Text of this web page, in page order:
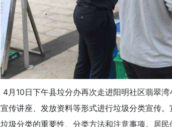
4月10日下午县垃分办再次走进阳明社区翡翠
宣传讲座、发放资料等形式进行垃圾分类宣传
垃圾分类的重要性、分类方法和注意事项。居